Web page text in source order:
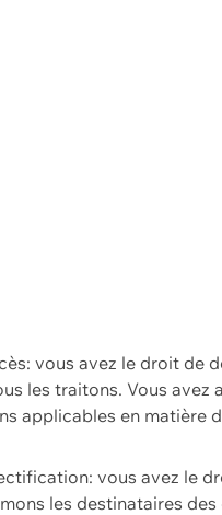
vous avez le droit de
les traitons. Vous
applicables en matière
vous avez le
les destinataires